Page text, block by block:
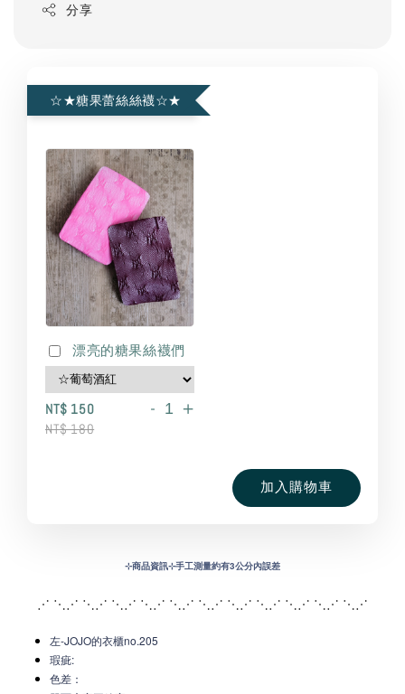
分享
☆★糖果蕾絲絲襪☆★
漂亮的糖果絲襪們
NT$ 150
NT$ 180
- +
加入購物車
⊹商品資訊⊹手工測量約有3公分內誤差
⋰ ⋱⋰ ⋱⋰ ⋱⋰ ⋱⋰ ⋱⋰ ⋱⋰ ⋱⋰ ⋱ ⋰ ⋱⋰ ⋱⋰ ⋱⋰
左-JOJO的衣櫃no.205
瑕疵:
色差：